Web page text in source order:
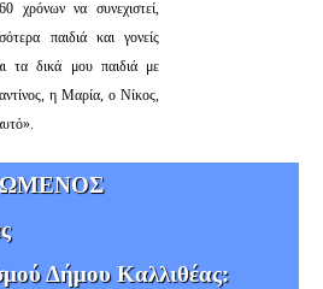
χρόνων να συνεχιστεί,
παιδιά και γονείς
τα δικά μου παιδιά με
η Μαρία, ο Νίκος,
Δήμου Καλλιθέας: